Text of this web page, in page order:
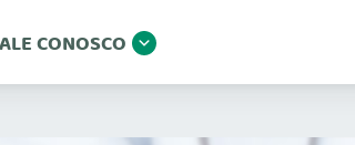
CONOSCO